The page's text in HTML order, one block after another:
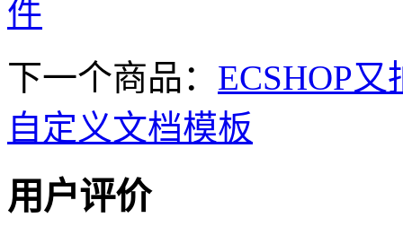
件
下一个商品： ECSHOP
自定义文档模板
用户评价